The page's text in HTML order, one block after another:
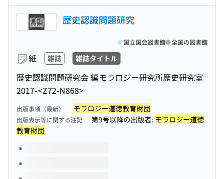
歴史認識問題研究
紙 雑誌 雑誌タイトル
歴史認識問題研究会 編モラロジー研究所歴史研究室
2017-<Z72-N868>
国立国会図書館 全国の図書館
出版事項（最新） モラロジー道徳教育財団
出版表示等に関する注記 第9号以降の出版者: モラロジー道徳
教育財団
このタイトルの巻号